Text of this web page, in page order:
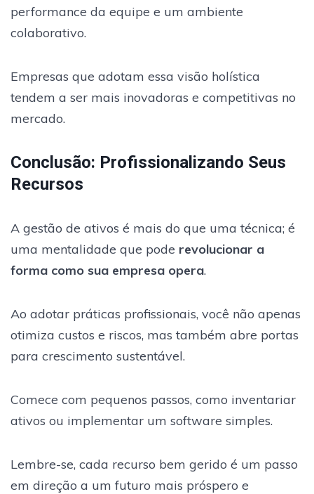
performance da equipe e um ambiente
colaborativo.
Empresas que adotam essa visão holística
tendem a ser mais inovadoras e competitivas no
mercado.
Conclusão: Profissionalizando Seus
Recursos
A gestão de ativos é mais do que uma técnica; é
uma mentalidade que pode revolucionar a
forma como sua empresa opera.
Ao adotar práticas profissionais, você não apenas
otimiza custos e riscos, mas também abre portas
para crescimento sustentável.
Comece com pequenos passos, como inventariar
ativos ou implementar um software simples.
Lembre-se, cada recurso bem gerido é um passo
em direção a um futuro mais próspero e